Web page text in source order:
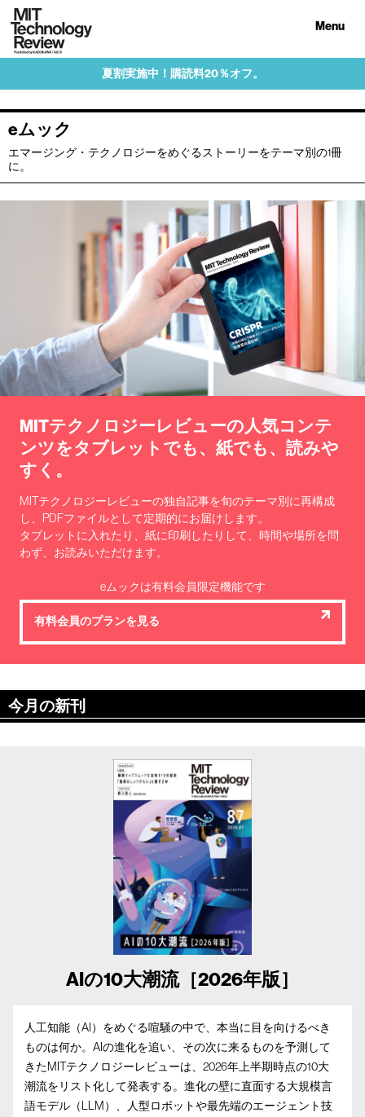
Menu
夏割実施中！購読料20％オフ。
eムック
エマージング・テクノロジーをめぐるストーリーをテーマ別の1冊
に。
MITテクノロジーレビューの人気コンテ
ンツをタブレットでも、紙でも、読みや
すく。
MITテクノロジーレビューの独自記事を旬のテーマ別に再構成
し、PDFファイルとして定期的にお届けします。
タブレットに入れたり、紙に印刷したりして、時間や場所を問
わず、お読みいただけます。
eムックは有料会員限定機能です
有料会員のプランを見る
今月の新刊
AIの10大潮流［2026年版］
人工知能（AI）をめぐる喧騒の中で、本当に目を向けるべき
ものは何か。AIの進化を追い、その次に来るものを予測して
きたMITテクノロジーレビューは、2026年上半期時点の10大
潮流をリスト化して発表する。進化の壁に直面する大規模言
語モデル（LLM）、人型ロボットや最先端のエージェント技